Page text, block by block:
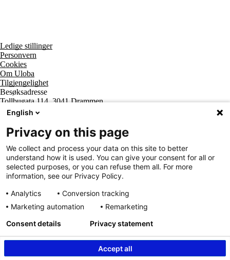
Ledige stillinger
Personvern
Cookies
Om Uloba
Tilgjengelighet
Besøksadresse
Tollbugata 114, 3041 Drammen
Postadresse
Postboks 2474 Strømsø, 3003 Drammen
Supportsenter tlf
800 20 202
Sentralbord tlf
32 20 59 10
Organisasjonsnummer
963 890 095
English
Privacy on this page
We collect and process your data on this site to better
understand how it is used. You can give your consent for all or
selected purposes, or you can refuse them all. For more
information, see our Privacy Policy.
Analytics
Conversion tracking
Marketing automation
Remarketing
Accept all
Consent details Privacy statement